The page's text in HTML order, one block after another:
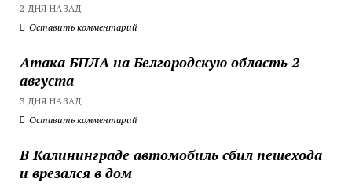
2 ДНЯ НАЗАД
Оставить комментарий
Атака БПЛА на Белгородскую область 2
августа
3 ДНЯ НАЗАД
Оставить комментарий
В Калининграде автомобиль сбил пешехода
и врезался в дом